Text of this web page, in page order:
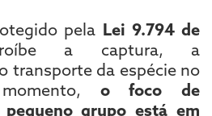
pela Lei 9.794 de
a captura, a
transporte da espécie no
o foco de
grupo está em